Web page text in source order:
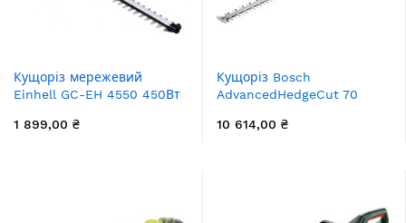
Кущоріз мережевий
Einhell GC-EH 4550 450Вт
16мм 2.5кг
1 899,00 ₴
Кущоріз Bosch
AdvancedHedgeCut 70
4.1кг
10 614,00 ₴